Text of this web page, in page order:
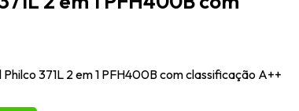
371L 2 em 1 PFH400B com classificação A++